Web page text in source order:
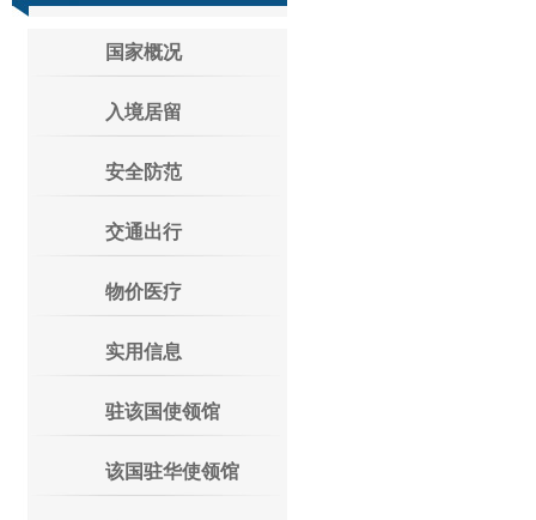
国家概况
入境居留
安全防范
交通出行
物价医疗
实用信息
驻该国使领馆
该国驻华使领馆